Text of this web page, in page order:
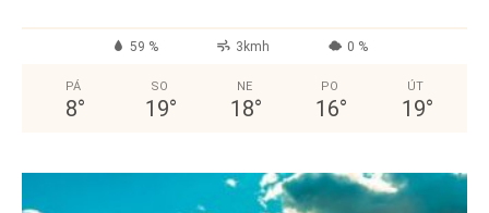
59 % 3kmh 0 %
PÁ
8°
SO
19°
NE
18°
PO
16°
ÚT
19°